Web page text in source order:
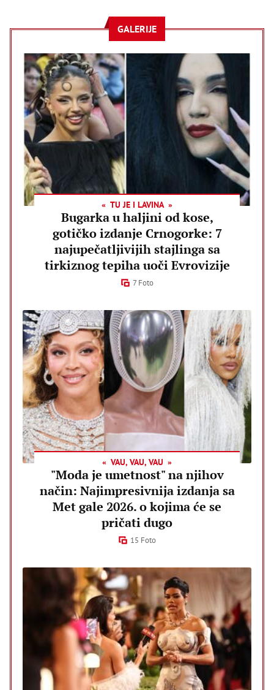
GALERIJE
TU JE I LAVINA
Bugarka u haljini od kose,
gotičko izdanje Crnogorke: 7
najupečatljivijih stajlinga sa
tirkiznog tepiha uoči Evrovizije
7 Foto
VAU, VAU, VAU
"Moda je umetnost" na njihov
način: Najimpresivnija izdanja sa
Met gale 2026. o kojima će se
pričati dugo
15 Foto